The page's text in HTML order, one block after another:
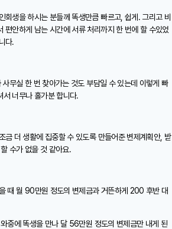
회생을 하시는 분들께 똑생만큼 빠르고, 쉽게. 그리고 비
편안하게 남는 시간에 서류 처리까지 한 번에 할 수있었
다.
무실 한 번 찾아가는 것도 부담일 수 있는데 이렇게 빠
서 너무나 홀가분 합니다.
금 더 생활에 집중할 수 있도록 만들어준 변제계획안, 받
수가 없을 것 같아요.
때 월 90만원 정도의 변제금과 거뜬하게 200 후반 대
중에 똑생을 만나 달 56만원 정도의 변제금만 내게 된